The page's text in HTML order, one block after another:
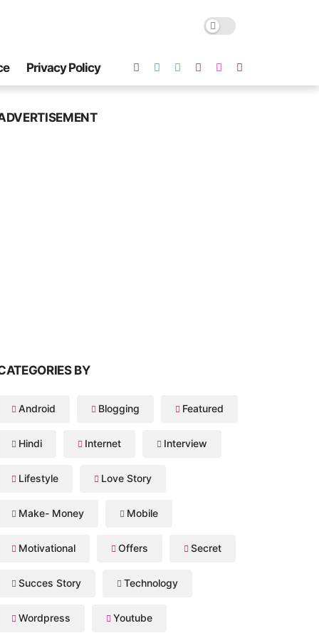
Privacy Policy
BY
Android Blogging Featured
Hindi Internet Interview
Lifestyle Love Story
Make- Money Mobile
Motivational Offers Secret
Succes Story Technology
Wordpress Youtube